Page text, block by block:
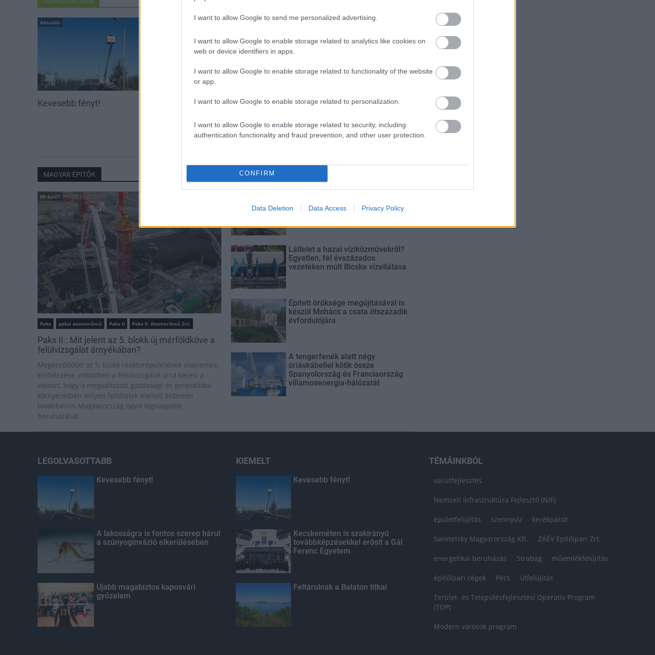
I want to allow Google to send me personalized advertising.
I want to allow Google to enable storage related to analytics like cookies on
web or device identifiers in apps.
I want to allow Google to enable storage related to functionality of the website
or app.
I want to allow Google to enable storage related to personalization.
I want to allow Google to enable storage related to security, including
authentication functionality and fraud prevention, and other user protection.
CONFIRM
Data Deletion Data Access Privacy Policy
Aktuális
Kevesebb fényt!
Országos hírek
Kecskeméten is szakirányú
Ferenc Egyetem
Aktuális
Feltárulnak a Balaton titkai
MAGYAR ÉPÍTŐK
Mi épül?
Paks paksi atomerőmű Paks II Paks II. Atomerőmű Zrt.
Paks II.: Mit jelent az 5. blokk új mérföldköve a
felülvizsgálat árnyékában?
Megkezdődött az 5. blokk reaktorépületének alaplemez-
kivitelezése, miközben a felülvizsgálat arra keresi a
választ, hogy a megváltozott gazdasági és geopolitikai
környezetben milyen feltételek mellett érdemes
továbbvinni Magyarország egyik legnagyobb
beruházását.
közelében lévő logisztikai bázis út-
és közműhálózatának fejlesztése
Látlelet a hazai víziközművekről?
Egyetlen, fél évszázados
vezetéken múlt Bicske vízellátása
Épített öröksége megújításával is
készül Mohács a csata ötszázadik
évfordulójára
A tengerfenék alatt négy
óriáskábellel kötik össze
Spanyolország és Franciaország
villamosenergia-hálózatát
LEGOLVASOTTABB
Kevesebb fényt!
A lakosságra is fontos szerep hárul
a szúnyoginvázió elkerülésében
Újabb magabiztos kaposvári
győzelem
KIEMELT
Kevesebb fényt!
Kecskeméten is szakirányú
továbbképzésekkel erősít a Gál
Ferenc Egyetem
Feltárulnak a Balaton titkai
TÉMÁINKBÓL
vasútfejlesztés
Nemzeti Infrastruktúra Fejlesztő (NIF)
épületfelújítás szennyvíz kerékpárút
Swietelsky Magyarország Kft. ZÁÉV Építőipari Zrt.
energetikai beruházás Strabag műemlékfelújítás
építőipari cégek Pécs útfelújítás
Terület- és Településfejlesztési Operatív Program
(TOP)
Modern városok program